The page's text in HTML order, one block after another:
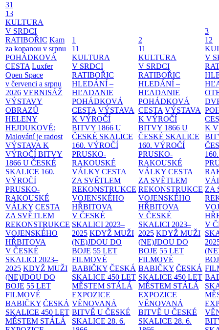
31
13
KULTURA
V SRDCI
RATIBOŘIC Kam
za kopanou v srpnu
POHÁDKOVÁ
CESTA Luxfer
Open Space
v červenci a srpnu
2026 VERNISÁŽ
VÝSTAVY
OBRAZŮ
HELENY
HEJDUKOVÉ:
Malování je radost
VÝSTAVA K
VÝROČÍ BITVY
1866 U ČESKÉ
SKALICE 160.
VÝROČÍ
PRUSKO-
RAKOUSKÉ
VÁLKY CESTA
ZA SVĚTLEM
REKONSTRUKCE
VOJENSKÉHO
HŘBITOVA
V ČESKÉ
SKALICI 2023–
2025 KDYŽ MUŽI
(NE)JDOU DO
BOJE 55 LET
FILMOVÉ
BABIČKY ČESKÁ
SKALICE 450 LET
MĚSTEM STÁLÁ
1
11
KULTURA
V SRDCI
RATIBOŘIC
HLEDÁNÍ –
HĽADANIE
POHÁDKOVÁ
CESTA VÝSTAVA
K VÝROČÍ
BITVY 1866 U
ČESKÉ SKALICE
160. VÝROČÍ
PRUSKO-
RAKOUSKÉ
VÁLKY CESTA
ZA SVĚTLEM
REKONSTRUKCE
VOJENSKÉHO
HŘBITOVA
V ČESKÉ
SKALICI 2023–
2025 KDYŽ MUŽI
(NE)JDOU DO
BOJE 55 LET
FILMOVÉ
BABIČKY ČESKÁ
SKALICE 450 LET
MĚSTEM STÁLÁ
EXPOZICE
VĚNOVANÁ
BITVĚ U ČESKÉ
SKALICE 28. 6.
2
11
KULTURA
V SRDCI
RATIBOŘIC
HLEDÁNÍ –
HĽADANIE
POHÁDKOVÁ
CESTA VÝSTAVA
K VÝROČÍ
BITVY 1866 U
ČESKÉ SKALICE
160. VÝROČÍ
PRUSKO-
RAKOUSKÉ
VÁLKY CESTA
ZA SVĚTLEM
REKONSTRUKCE
VOJENSKÉHO
HŘBITOVA
V ČESKÉ
SKALICI 2023–
2025 KDYŽ MUŽI
(NE)JDOU DO
BOJE 55 LET
FILMOVÉ
BABIČKY ČESKÁ
SKALICE 450 LET
MĚSTEM STÁLÁ
EXPOZICE
VĚNOVANÁ
BITVĚ U ČESKÉ
SKALICE 28. 6.
3
12
V
K
ZA
V